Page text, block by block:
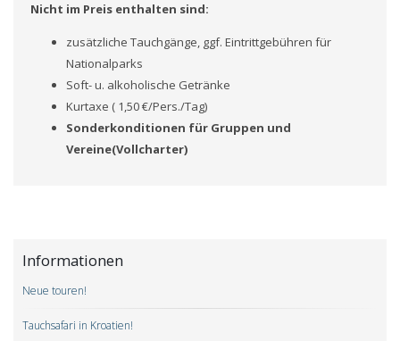
Nicht im Preis enthalten sind:
zusätzliche Tauchgänge, ggf. Eintrittgebühren für
Nationalparks
Soft- u. alkoholische Getränke
Kurtaxe ( 1,50 €/Pers./Tag)
Sonderkonditionen für Gruppen und
Vereine(Vollcharter)
Informationen
Neue touren!
Tauchsafari in Kroatien!